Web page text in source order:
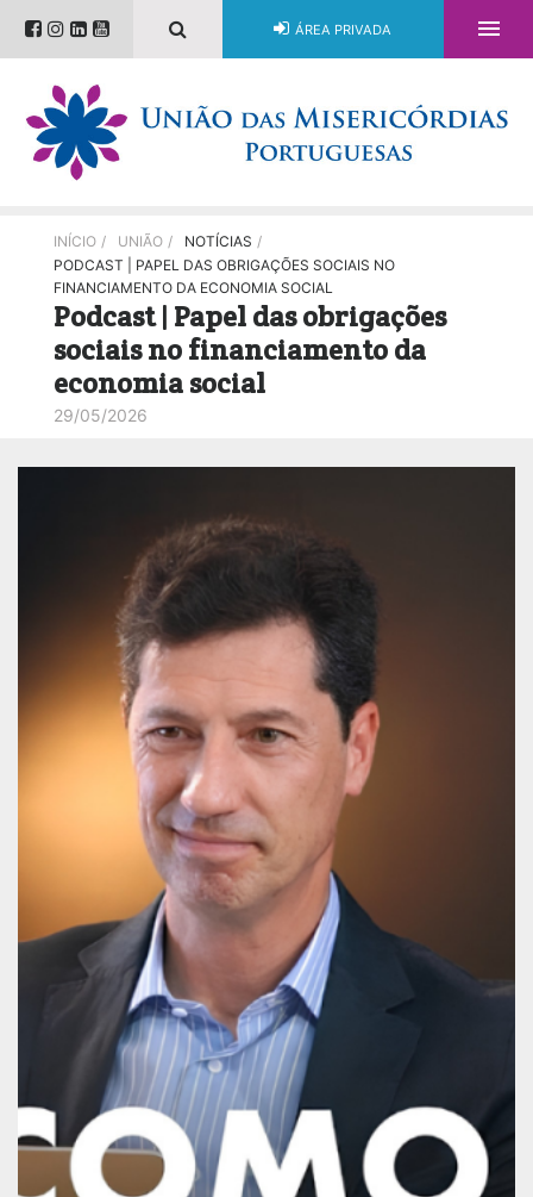
ÁREA PRIVADA 
INÍCIO / UNIÃO / NOTÍCIAS /
PODCAST | PAPEL DAS OBRIGAÇÕES SOCIAIS NO
FINANCIAMENTO DA ECONOMIA SOCIAL
Podcast | Papel das obrigações
sociais no financiamento da
economia social
29/05/2026